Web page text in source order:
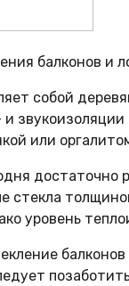
балконов и
собой
или
достаточно
стекла
уровень